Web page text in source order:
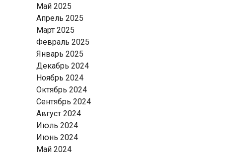
Май 2025
Апрель 2025
Март 2025
Февраль 2025
Январь 2025
Декабрь 2024
Ноябрь 2024
Октябрь 2024
Сентябрь 2024
Август 2024
Июль 2024
Июнь 2024
Май 2024